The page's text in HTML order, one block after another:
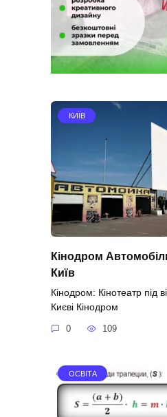
КИЇВ
Кінодром
Київ
Кінодром: Кінотеатр під
Києві Кінодром
0 109
ОСВІТА